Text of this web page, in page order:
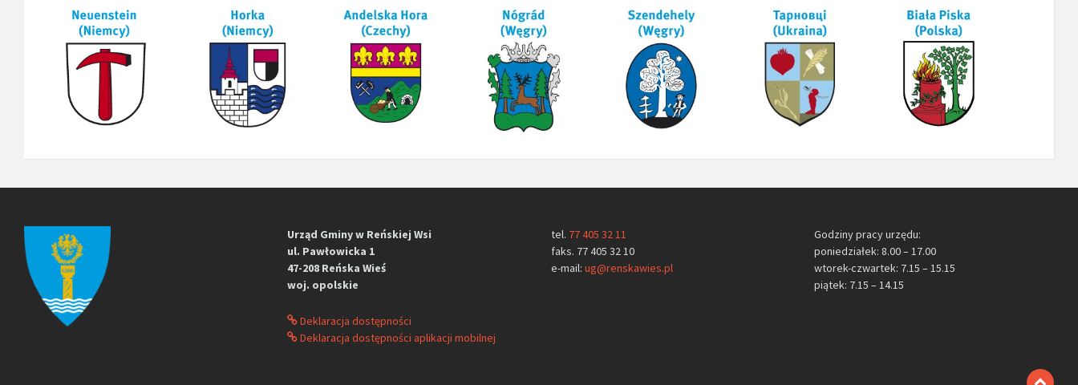
Urząd Gminy w Reńskiej Wsi
ul. Pawłowicka 1
47-208 Reńska Wieś
woj. opolskie
Deklaracja dostępności
Deklaracja dostępności aplikacji mobilnej
tel. 77 405 32 11
faks. 77 405 32 10
e-mail: ug@renskawies.pl
Godziny pracy urzędu:
poniedziałek: 8.00 – 17.00
wtorek-czwartek: 7.15 – 15.15
piątek: 7.15 – 14.15